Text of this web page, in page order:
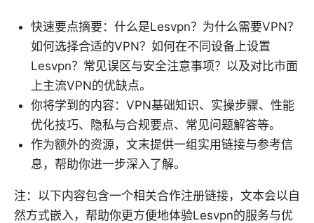
快速要点摘要：什么是Lesvpn？为什么需要VPN？
如何选择合适的VPN？如何在不同设备上设置
Lesvpn？常见误区与安全注意事项？以及对比市面
上主流VPN的优缺点。
你将学到的内容：VPN基础知识、实操步骤、性能
优化技巧、隐私与合规要点、常见问题解答等。
作为额外的资源，文末提供一组实用链接与参考信
息，帮助你进一步深入了解。
注：以下内容包含一个相关合作注册链接，文本会以自
然方式嵌入，帮助你更方便地体验Lesvpn的服务与优